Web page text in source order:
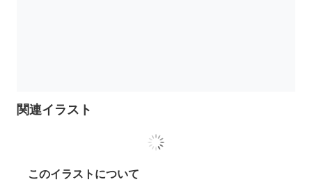
関連イラスト
このイラストについて